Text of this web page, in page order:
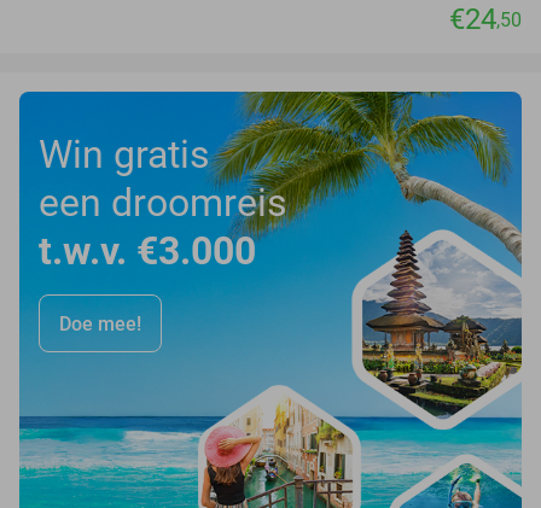
€24,50
Win gratis
een droomreis
t.w.v. €3.000
Doe mee!